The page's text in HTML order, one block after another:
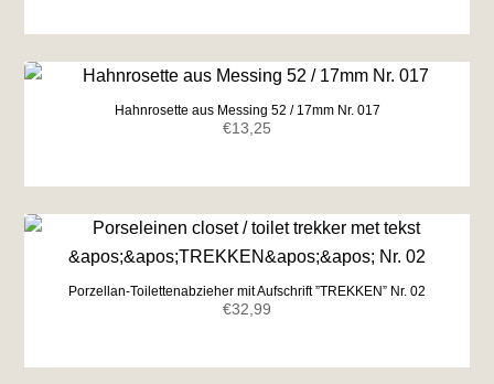
Hahnrosette aus Messing 52 / 17mm Nr. 017
€13,25
Porzellan-Toilettenabzieher mit Aufschrift ”TREKKEN” Nr. 02
€32,99